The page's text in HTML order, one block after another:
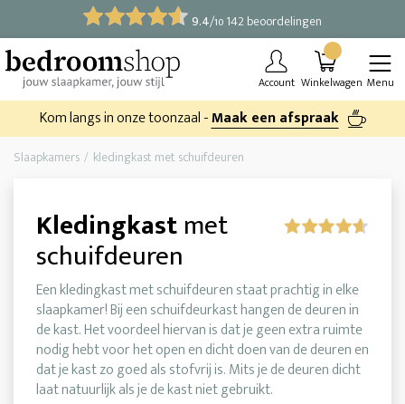
9.4/10 142 beoordelingen
Account Winkelwagen Menu
Kom langs in onze toonzaal -Maak een afspraak
Slaapkamers kledingkast met schuifdeuren
Kledingkastmet
schuifdeuren
Een kledingkast met schuifdeuren staat prachtig in elke
slaapkamer! Bij een schuifdeurkast hangen de deuren in
de kast. Het voordeel hiervan is dat je geen extra ruimte
nodig hebt voor het open en dicht doen van de deuren en
dat je kast zo goed als stofvrij is. Mits je de deuren dicht
laat natuurlijk als je de kast niet gebruikt.